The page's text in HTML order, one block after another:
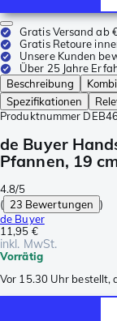
Gratis Versand ab
Gratis Retoure
Unsere Kunden
Über 25 Jahre
Beschreibung
Spezifikationen
Produktnummer
de Buyer
Pfannen, 19
4.8/5
( 23 Bewertungen )
de Buyer
11,95 €
inkl. MwSt.
Vorrätig
Vor 15.30 Uhr bestellt,